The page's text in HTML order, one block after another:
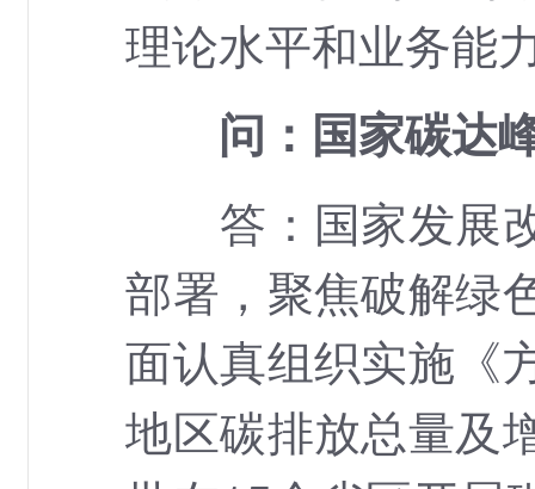
理论水平和业务能
问：国家碳达
答：国家发展改
部署，聚焦破解绿
面认真组织实施《
地区碳排放总量及